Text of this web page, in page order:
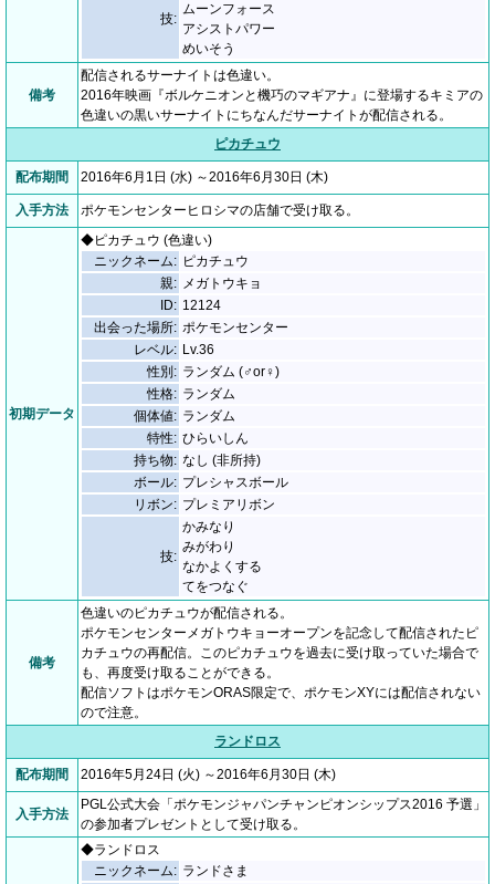
技:
ムーンフォース
アシストパワー
めいそう
備考
配信されるサーナイトは色違い。
2016年映画『ボルケニオンと機巧のマギアナ』に登場するキミアの
色違いの黒いサーナイトにちなんだサーナイトが配信される。
ピカチュウ
配布期間 2016年6月1日 (水) ～2016年6月30日 (木)
入手方法 ポケモンセンターヒロシマの店舗で受け取る。
初期データ
◆ピカチュウ (色違い)
ニックネーム: ピカチュウ
親: メガトウキョ
ID: 12124
出会った場所: ポケモンセンター
レベル: Lv.36
性別: ランダム (♂or♀)
性格: ランダム
個体値: ランダム
特性: ひらいしん
持ち物: なし (非所持)
ボール: プレシャスボール
リボン: プレミアリボン
技:
かみなり
みがわり
なかよくする
てをつなぐ
備考
色違いのピカチュウが配信される。
ポケモンセンターメガトウキョーオープンを記念して配信されたピ
カチュウの再配信。このピカチュウを過去に受け取っていた場合で
も、再度受け取ることができる。
配信ソフトはポケモンORAS限定で、ポケモンXYには配信されない
ので注意。
ランドロス
配布期間 2016年5月24日 (火) ～2016年6月30日 (木)
入手方法
PGL公式大会「ポケモンジャパンチャンピオンシップス2016 予選」
の参加者プレゼントとして受け取る。
◆ランドロス
ニックネーム: ランドさま